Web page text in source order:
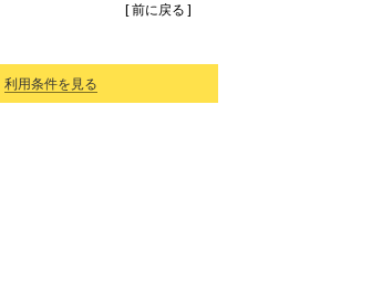
[ 前に戻る ]
利用条件を見る